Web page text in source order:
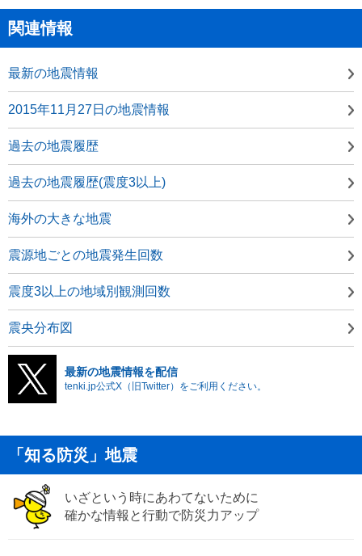
関連情報
最新の地震情報
2015年11月27日の地震情報
過去の地震履歴
過去の地震履歴(震度3以上)
海外の大きな地震
震源地ごとの地震発生回数
震度3以上の地域別観測回数
震央分布図
最新の地震情報を配信
tenki.jp公式X（旧Twitter）をご利用ください。
「知る防災」地震
いざという時にあわてないために
確かな情報と行動で防災力アップ